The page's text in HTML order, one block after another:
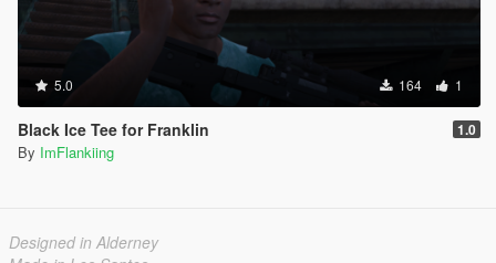
5.0 164 1
Black Ice Tee for Franklin 1.0
By ImFlankiing
Designed in Alderney